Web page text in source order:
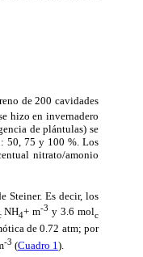
de 200 cavidades
hizo en invernadero
de plántulas) se
50, 75 y 100 %. Los
nitrato/amonio
Steiner. Es decir, los
NH4+ m-3 y 3.6 molc
de 0.72 atm; por
-3 (Cuadro 1 ).